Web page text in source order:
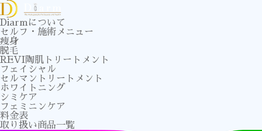
Diarmについて
セルフ・施術メニュー
痩身
脱毛
REVI陶肌トリートメント
フェイシャル
セルマントリートメント
ホワイトニング
シミケア
フェミニンケア
料金表
取り扱い商品一覧